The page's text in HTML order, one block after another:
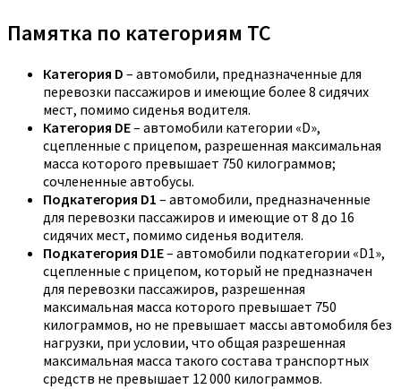
Памятка по категориям ТС
Категория D – автомобили, предназначенные для
перевозки пассажиров и имеющие более 8 сидячих
мест, помимо сиденья водителя.
Категория DE– автомобили категории «D»,
сцепленные с прицепом, разрешенная максимальная
масса которого превышает 750 килограммов;
сочлененные автобусы.
Подкатегория D1 – автомобили, предназначенные
для перевозки пассажиров и имеющие от 8 до 16
сидячих мест, помимо сиденья водителя.
Подкатегория D1E– автомобили подкатегории «D1»,
сцепленные с прицепом, который не предназначен
для перевозки пассажиров, разрешенная
максимальная масса которого превышает 750
килограммов, но не превышает массы автомобиля без
нагрузки, при условии, что общая разрешенная
максимальная масса такого состава транспортных
средств не превышает 12 000 килограммов.